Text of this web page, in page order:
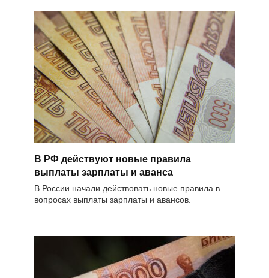
В РФ действуют новые правила
выплаты зарплаты и аванса
В России начали действовать новые правила в
вопросах выплаты зарплаты и авансов.